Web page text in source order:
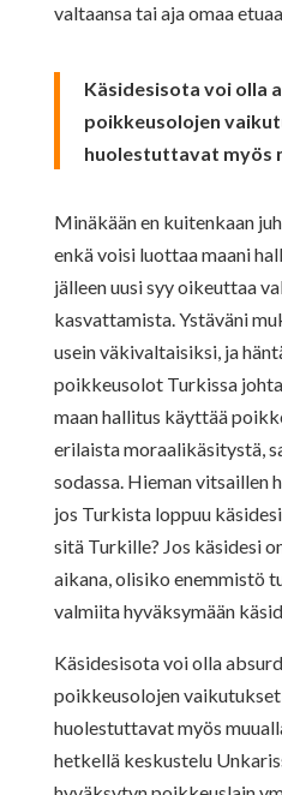
valtaansa tai aja omaa
Käsidesisota voi olla
poikkeusolojen
huolestuttavat myös
Minäkään en kuitenkaan
enkä voisi luottaa maani
jälleen uusi syy oikeuttaa
kasvattamista. Ystäväni
usein väkivaltaisiksi, ja
poikkeusolot Turkissa
maan hallitus käyttää
erilaista moraalikäsitystä,
sodassa. Hieman vitsaillen
jos Turkista loppuu
sitä Turkille? Jos käsidesi
aikana, olisiko enemmistö
valmiita hyväksymään
Käsidesisota voi olla
poikkeusolojen
huolestuttavat myös
hetkellä keskustelu